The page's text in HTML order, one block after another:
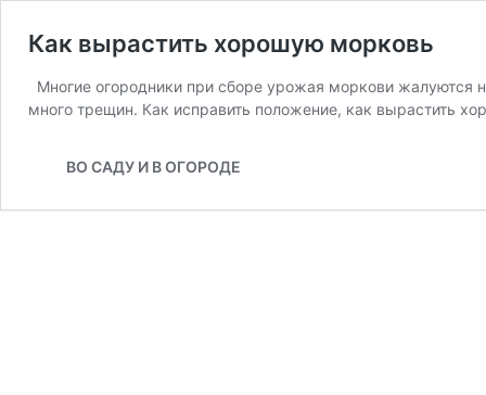
Как вырастить хорошую морковь
Многие огородники при сборе урожая моркови жалуются
много трещин. Как исправить положение, как вырастить
ВО САДУ И В ОГОРОДЕ